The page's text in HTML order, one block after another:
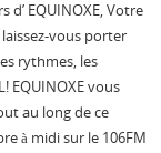
d’ EQUINOXE, Votre
vous porter
rythmes, les
EQUINOXE vous
au long de ce
à midi sur le 106FM